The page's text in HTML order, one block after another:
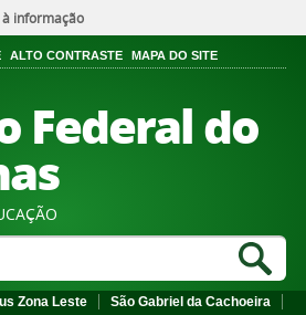
à informação
ALTO CONTRASTE MAPA DO SITE
Federal do
Zona Leste
São Gabriel da Cachoeira